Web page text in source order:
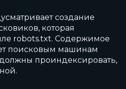
создание
которая
robots.txt. Содержимое
поисковым машинам
проиндексировать,